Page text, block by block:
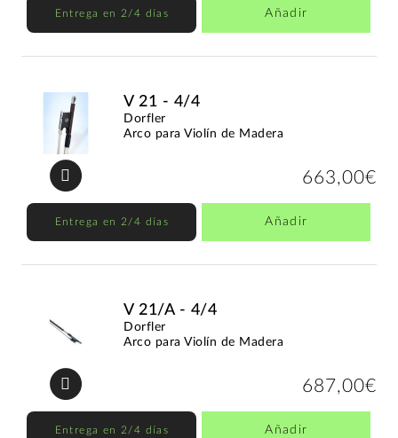
Entrega en 2/4 días Añadir
V 21 - 4/4
Dorfler
Arco para Violín de Madera
663,00€
Entrega en 2/4 días Añadir
V 21/A - 4/4
Dorfler
Arco para Violín de Madera
687,00€
Entrega en 2/4 días Añadir